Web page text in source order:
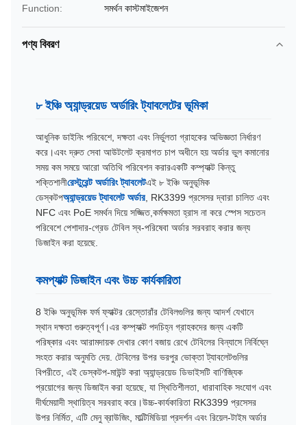
Function:
সমর্থন কাস্টমাইজেশন
পণ্য বিবরণ
৮ ইঞ্চি অ্যান্ড্রয়েড অর্ডারিং ট্যাবলেটের ভূমিকা
আধুনিক ডাইনিং পরিবেশে, দক্ষতা এবং নির্ভুলতা গ্রাহকের অভিজ্ঞতা নির্ধারণ
করে।এবং দ্রুত সেবা আউটলেট ক্রমাগত চাপ অধীনে হয় অর্ডার ভুল কমানোর
সময় কম সময়ে আরো অতিথি পরিবেশন করারএকটি কম্প্যাক্ট কিন্তু
শক্তিশালীরেস্টুরেন্ট অর্ডারিং ট্যাবলেটএই ৮ ইঞ্চি অনুভূমিক
ডেস্কটপঅ্যান্ড্রয়েড ট্যাবলেট অর্ডার, RK3399 প্রসেসর দ্বারা চালিত এবং
NFC এবং PoE সমর্থন দিয়ে সজ্জিত,কর্মক্ষমতা হ্রাস না করে স্পেস সচেতন
পরিবেশে পেশাদার-গ্রেড টেবিল স্ব-পরিষেবা অর্ডার সরবরাহ করার জন্য
ডিজাইন করা হয়েছে.
কমপ্যাক্ট ডিজাইন এবং উচ্চ কার্যকারিতা
8 ইঞ্চি অনুভূমিক ফর্ম ফ্যাক্টর রেস্তোরাঁর টেবিলগুলির জন্য আদর্শ যেখানে
স্থান দক্ষতা গুরুত্বপূর্ণ।এর কম্প্যাক্ট পদচিহ্ন গ্রাহকদের জন্য একটি
পরিষ্কার এবং আরামদায়ক দেখার কোণ বজায় রেখে টেবিলের বিন্যাসে নির্বিঘ্নে
সংহত করার অনুমতি দেয়. টেবিলের উপর ভরপুর ভোক্তা ট্যাবলেটগুলির
বিপরীতে, এই ডেস্কটপ-মাউন্ট করা অ্যান্ড্রয়েড ডিভাইসটি বাণিজ্যিক
প্রয়োগের জন্য ডিজাইন করা হয়েছে, যা স্থিতিশীলতা, ধারাবাহিক সংযোগ এবং
দীর্ঘমেয়াদী স্থায়িত্ব সরবরাহ করে।উচ্চ-কার্যকারিতা RK3399 প্রসেসর
উপর নির্মিত, এটি মেনু ব্রাউজিং, মাল্টিমিডিয়া প্রদর্শন এবং রিয়েল-টাইম অর্ডার